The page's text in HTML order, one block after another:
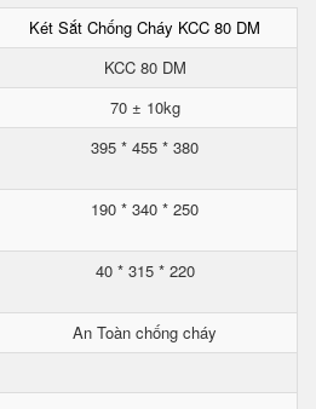
Két Sắt Chống Cháy KCC 80 DM
KCC 80 DM
70 ± 10kg
395 * 455 * 380
190 * 340 * 250
40 * 315 * 220
An Toàn chống cháy